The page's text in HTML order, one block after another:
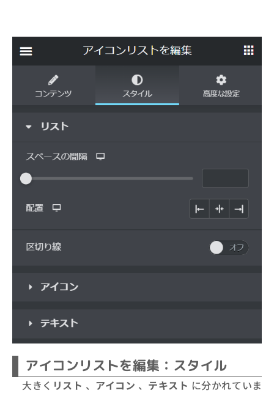
アイコンリストを編集：スタイル
大きく リスト 、 アイコン 、 テキスト に分かれていま